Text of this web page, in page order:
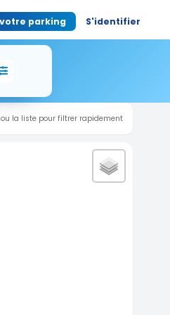
parking S'identifier
la liste pour filtrer rapidement